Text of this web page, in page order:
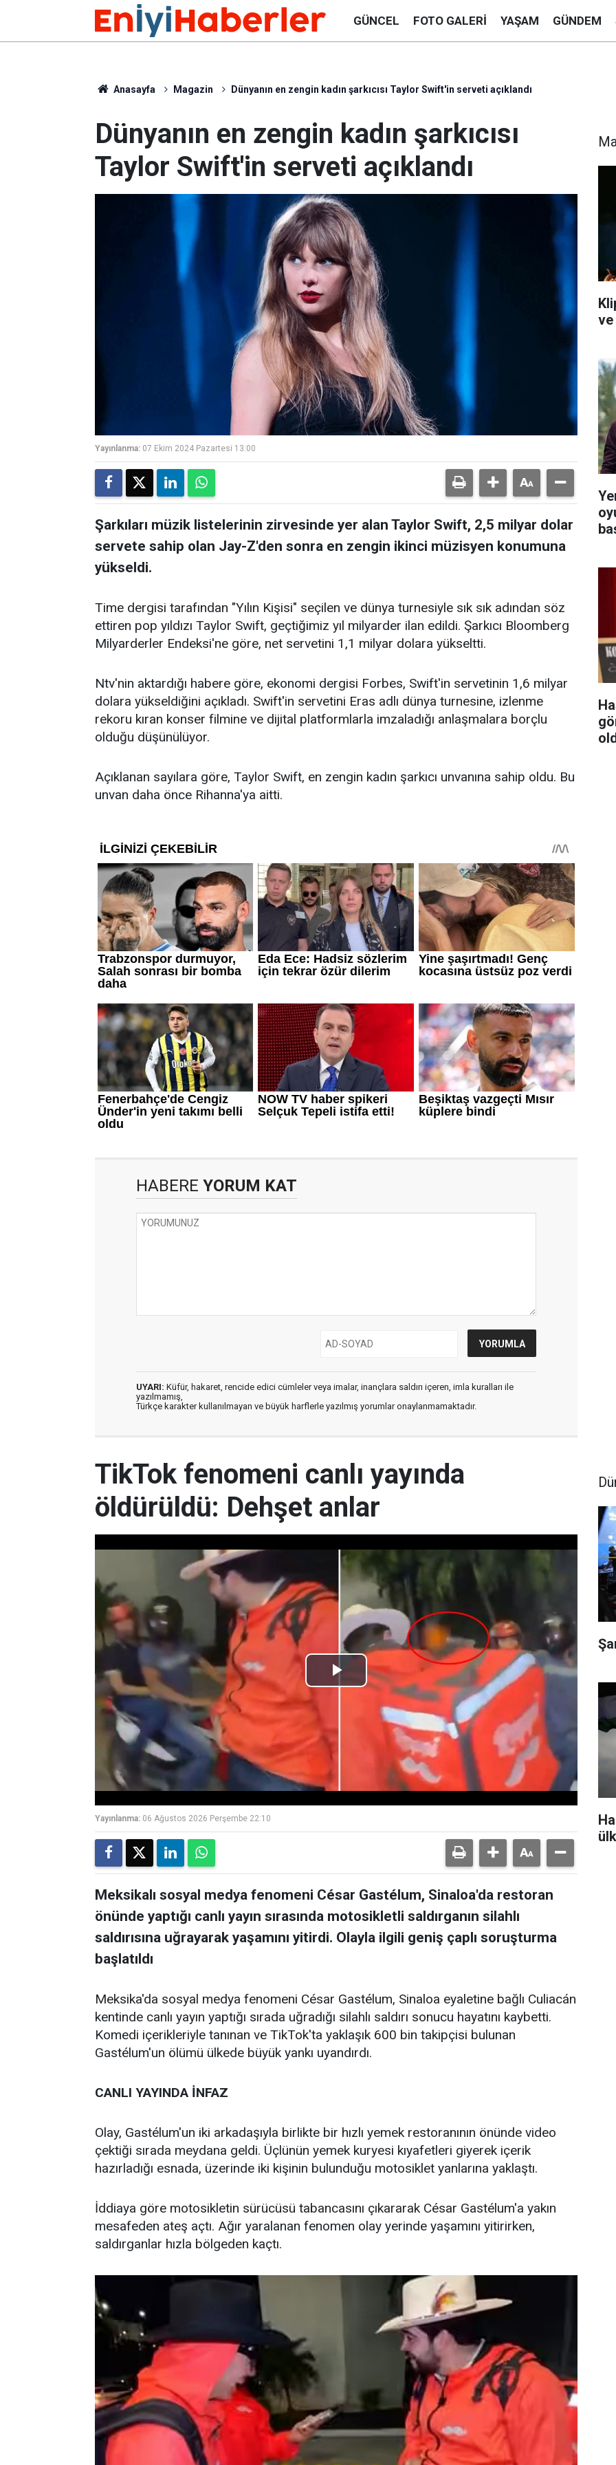
GÜNCEL FOTO GALERI YAŞAM GÜNDEM
Anasayfa Magazin Dünyanın en zengin kadın şarkıcısı Taylor Swift'in serveti açıklandı
Dünyanın en zengin kadın şarkıcısı
Taylor Swift'in serveti açıklandı
Yayınlanma: 07 Ekim 2024 Pazartesi 13:00
Şarkıları müzik listelerinin zirvesinde yer alan Taylor Swift, 2,5 milyar dolar
servete sahip olan Jay-Z'den sonra en zengin ikinci müzisyen konumuna
yükseldi.
Time dergisi tarafından "Yılın Kişisi" seçilen ve dünya turnesiyle sık sık adından söz
ettiren pop yıldızı Taylor Swift, geçtiğimiz yıl milyarder ilan edildi. Şarkıcı Bloomberg
Milyarderler Endeksi'ne göre, net servetini 1,1 milyar dolara yükseltti.
Ntv'nin aktardığı habere göre, ekonomi dergisi Forbes, Swift'in servetinin 1,6 milyar
dolara yükseldiğini açıkladı. Swift'in servetini Eras adlı dünya turnesine, izlenme
rekoru kıran konser filmine ve dijital platformlarla imzaladığı anlaşmalara borçlu
olduğu düşünülüyor.
Açıklanan sayılara göre, Taylor Swift, en zengin kadın şarkıcı unvanına sahip oldu. Bu
unvan daha önce Rihanna'ya aitti.
HABERE YORUM KAT
UYARI: Küfür, hakaret, rencide edici cümleler veya imalar, inançlara saldırı içeren, imla kuralları ile
yazılmamış,
Türkçe karakter kullanılmayan ve büyük harflerle yazılmış yorumlar onaylanmamaktadır.
ve
TikTok fenomeni canlı yayında
öldürüldü: Dehşet anlar
Play
Video
Yayınlanma: 06 Ağustos 2026 Perşembe 22:10
Meksikalı sosyal medya fenomeni César Gastélum, Sinaloa'da restoran
önünde yaptığı canlı yayın sırasında motosikletli saldırganın silahlı
saldırısına uğrayarak yaşamını yitirdi. Olayla ilgili geniş çaplı soruşturma
başlatıldı
Meksika'da sosyal medya fenomeni César Gastélum, Sinaloa eyaletine bağlı Culiacán
kentinde canlı yayın yaptığı sırada uğradığı silahlı saldırı sonucu hayatını kaybetti.
Komedi içerikleriyle tanınan ve TikTok'ta yaklaşık 600 bin takipçisi bulunan
Gastélum'un ölümü ülkede büyük yankı uyandırdı.
CANLI YAYINDA İNFAZ
Olay, Gastélum'un iki arkadaşıyla birlikte bir hızlı yemek restoranının önünde video
çektiği sırada meydana geldi. Üçlünün yemek kuryesi kıyafetleri giyerek içerik
hazırladığı esnada, üzerinde iki kişinin bulunduğu motosiklet yanlarına yaklaştı.
İddiaya göre motosikletin sürücüsü tabancasını çıkararak César Gastélum'a yakın
mesafeden ateş açtı. Ağır yaralanan fenomen olay yerinde yaşamını yitirirken,
saldırganlar hızla bölgeden kaçtı.